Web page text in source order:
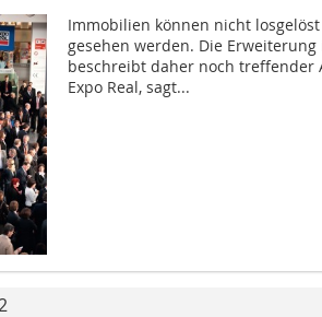
Immobilien können nicht
gesehen werden. Die
beschreibt daher noch treffender
Expo Real, sagt...